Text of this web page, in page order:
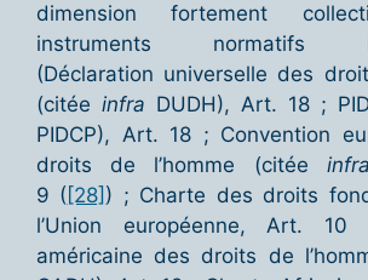
dimension fortement
instruments normatifs
(Déclaration universelle des
(citée infra DUDH), Art. 18 ;
PIDCP), Art. 18 ; Convention
droits de l’homme (citée
9 ( [28] ) ; Charte des droits
l’Union européenne, Art. 10
américaine des droits de